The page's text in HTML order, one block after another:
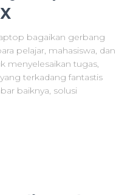
bagaikan gerbang
pelajar, mahasiswa, dan
menyelesaikan tugas,
terkadang fantastis
baiknya, solusi